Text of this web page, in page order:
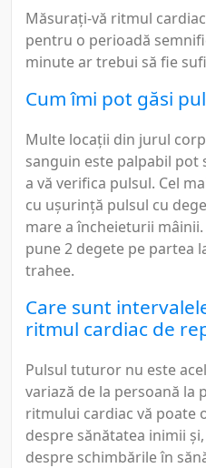
Măsurați-vă ritmul
pentru o perioadă
minute ar trebui să fie
Cum îmi pot găsi
Multe locații din jurul
sanguin este palpabil
a vă verifica pulsul. Cel
cu ușurință pulsul cu
mare a încheieturii
pune 2 degete pe partea
trahee.
Care sunt
ritmul cardiac de
Pulsul tuturor nu este
variază de la persoană la
ritmului cardiac vă
despre sănătatea inimii
despre schimbările în